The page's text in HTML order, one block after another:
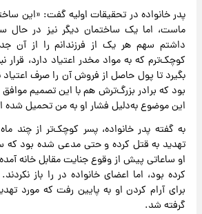
پدر خانواده در تحقیقات اولیه گفت: «این
ماست، اما یک ساختمان دیگر نیز در حال
داشتم سهم هر یک از فرزندانم را از آن
کوچک‌ترم که به مواد مخدر اعتیاد دارد، قرار
بگیرد تا پول حاصل از فروش آن را صرف اعتیاد
بود که برادر بزرگ‌ترش هم با این تصمیم
این موضوع به‌دلیل فشار او به من تحمیل
به گفته پدر خانواده، پسر کوچک‌تر از چند
تهدید به قتل کرده و حتی مدعی شده بود که
او ساعاتی پیش از وقوع جنایت مقابل خانه
کرده بود، اما اعضای خانواده در را باز
برای آرام کردن او به پایین رفت که مورد
گرفته شد.